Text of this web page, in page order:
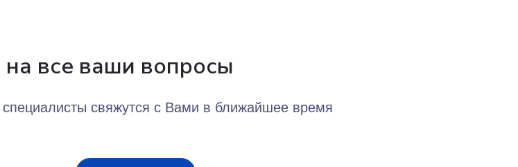
все ваши вопросы
свяжутся с Вами в ближайшее время